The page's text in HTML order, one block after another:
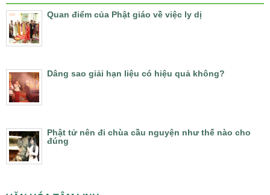
Quan điểm của Phật giáo về việc ly dị
Dâng sao giải hạn liệu có hiệu quả không?
Phật tử nên đi chùa cầu nguyện như thế nào cho
đúng